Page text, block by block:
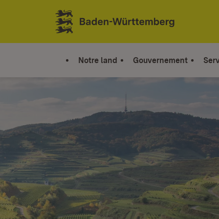
Sauter au contenu
Link zur Startseite
Notre land Gouvernement